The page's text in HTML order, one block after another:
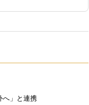
へ」と連携